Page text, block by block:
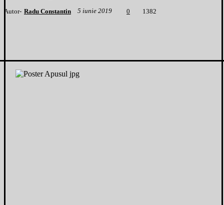
Autor- Radu Constantin 5 iunie 2019 0 1 382